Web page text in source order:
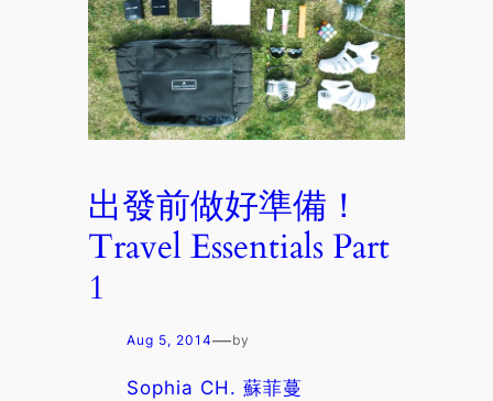
出發前做好準備！
Travel Essentials Part
1
Aug 5, 2014—by
Sophia CH. 蘇菲蔓